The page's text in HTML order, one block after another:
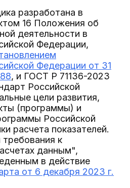
разработана в
16 Положения об
деятельности в
Федерации,
Федерации от 31
, и ГОСТ Р 71136-2023
Российской
цели развития,
(программы) и
Российской
расчета показателей.
к
данным",
в действие
от 6 декабря 2023 г.